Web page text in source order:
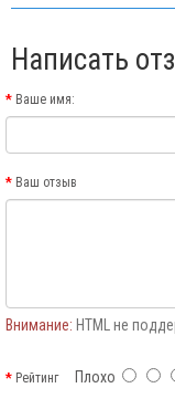
Написать
Ваше имя:
Ваш отзыв
Внимание: HTML не
РейтингПлохо